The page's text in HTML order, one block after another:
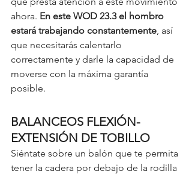
ahora. En este WOD 23.3 el hombro
estará trabajando constantemente, así
que necesitarás calentarlo
correctamente y darle la capacidad de
moverse con la máxima garantía
posible.
BALANCEOS FLEXIÓN-
EXTENSIÓN DE TOBILLO
Siéntate sobre un balón que te permita
tener la cadera por debajo de la rodilla